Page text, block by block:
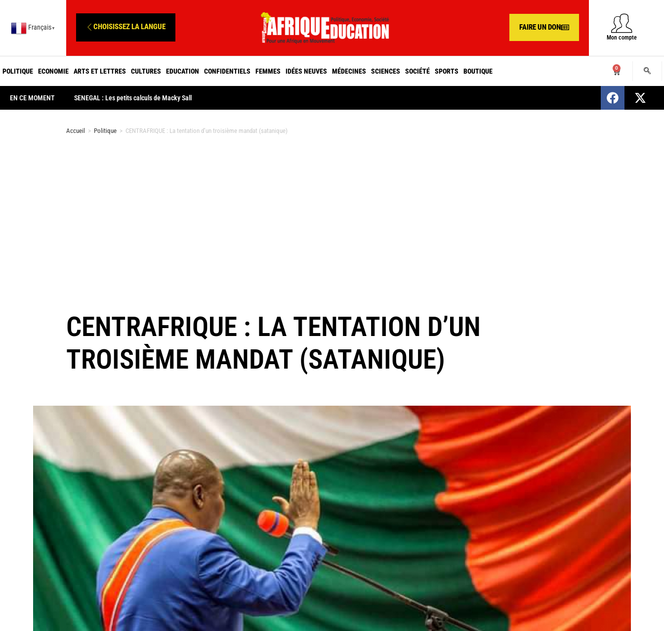
Français ▼ CHOISISSEZ LA LANGUE FAIRE UN DON
Mon compte
POLITIQUE ECONOMIE ARTS ET LETTRES CULTURES EDUCATION CONFIDENTIELS FEMMES IDÉES NEUVES MÉDECINES SCIENCES SOCIÉTÉ SPORTS BOUTIQUE 0
EN CE MOMENT SENEGAL : Les petits calculs de Macky Sall SENEGAL : Nomination d’un nouveau
Accueil > Politique > CENTRAFRIQUE : La tentation d’un troisième mandat (satanique)
CENTRAFRIQUE : LA TENTATION D’UN
TROISIÈME MANDAT (SATANIQUE)